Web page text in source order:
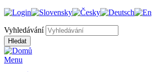
Vyhledávání
Menu